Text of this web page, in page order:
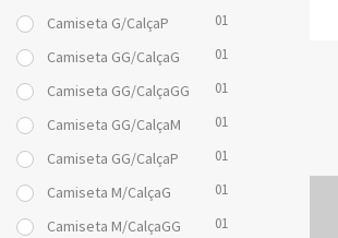
Camiseta G/CalçaP 01
Camiseta GG/CalçaG 01
Camiseta GG/CalçaGG 01
Camiseta GG/CalçaM 01
Camiseta GG/CalçaP 01
Camiseta M/CalçaG 01
Camiseta M/CalçaGG 01